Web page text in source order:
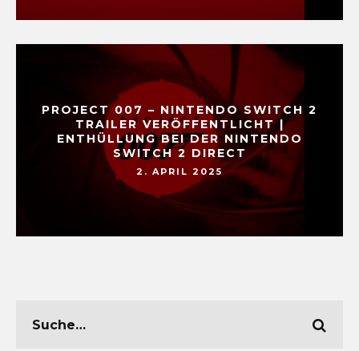
PROJECT 007 – NINTENDO SWITCH 2
TRAILER VERÖFFENTLICHT |
ENTHÜLLUNG BEI DER NINTENDO
SWITCH 2 DIRECT
2. APRIL 2025